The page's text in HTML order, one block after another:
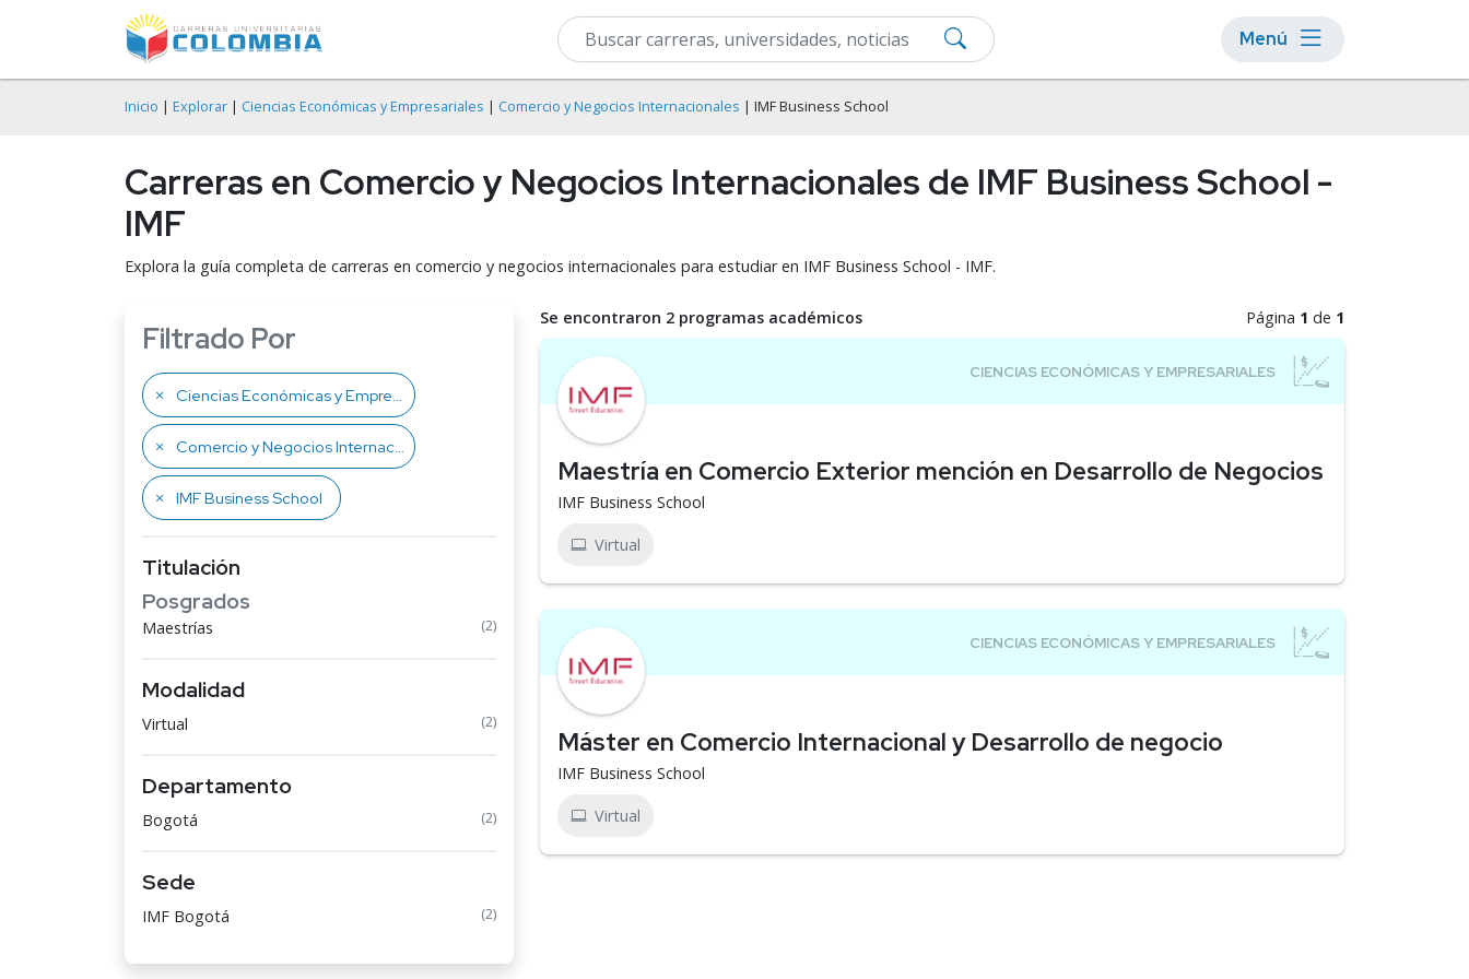
Menú
Inicio | Explorar | Ciencias Económicas y Empresariales | Comercio y Negocios Internacionales | IMF Business School
Carreras en Comercio y Negocios Internacionales de IMF Business School -
IMF
Explora la guía completa de carreras en comercio y negocios internacionales para estudiar en IMF Business School - IMF.
Filtrado Por
Ciencias Económicas y Empresariales
Comercio y Negocios Internacionales
IMF Business School
Titulación
Posgrados
Maestrías (2)
Modalidad
Virtual (2)
Departamento
Bogotá (2)
Sede
IMF Bogotá (2)
Se encontraron 2 programas académicos Página 1 de 1
Maestría en Comercio Exterior mención en Desarrollo de Negocios
IMF Business School
Virtual
Máster en Comercio Internacional y Desarrollo de negocio
IMF Business School
Virtual